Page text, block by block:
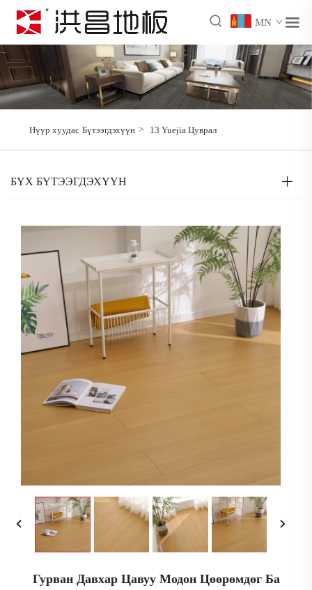
MN
Нүүр хуудас Бүтээгдэхүүн> 13 Yuejia Цуврал
БҮХ БҮТЭЭГДЭХҮҮН
Гурван Давхар Цавуу Модон Цөөрөмдөг Ба